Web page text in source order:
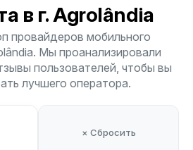
в г. Agrolândia
провайдеров мобильного
Мы проанализировали
пользователей, чтобы вы
лучшего оператора.
× Сбросить